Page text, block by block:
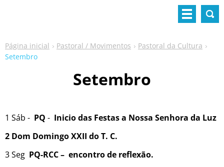
Página inicial Pastoral / Movimentos
Pastoral da Cultura
Setembro
Setembro
1 Sáb - PQ - Inicio das Festas a Nossa Senhora da Luz
2 Dom Domingo XXII do T. C.
3 Seg PQ-RCC– encontro de reflexão.